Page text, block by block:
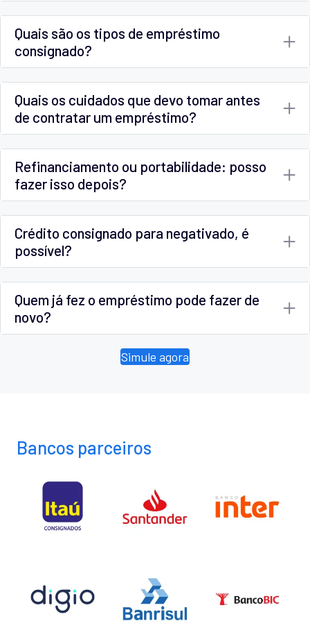
Quais são os tipos de empréstimo
consignado?
Quais os cuidados que devo tomar antes
de contratar um empréstimo?
Refinanciamento ou portabilidade: posso
fazer isso depois?
Crédito consignado para negativado, é
possível?
Quem já fez o empréstimo pode fazer de
novo?
Simule agora
Bancos parceiros